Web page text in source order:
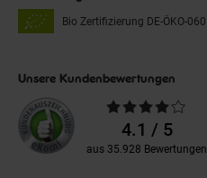
Bio Zertifizierung DE-ÖKO-060
Unsere Kundenbewertungen
Durchschnittliche
Bewertungen4.1 / 5
aus 35.928 Bewertungen